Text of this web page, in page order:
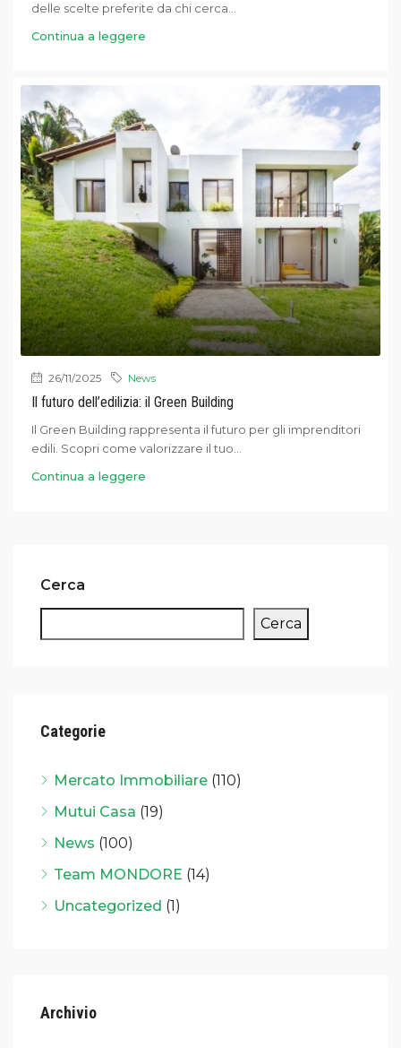
delle scelte preferite da chi cerca...
Continua a leggere
26/11/2025 News
Il futuro dell’edilizia: il Green Building
Il Green Building rappresenta il futuro per gli imprenditori
edili. Scopri come valorizzare il tuo...
Continua a leggere
Cerca
Cerca
Categorie
Mercato Immobiliare (110)
Mutui Casa (19)
News (100)
Team MONDORE (14)
Uncategorized (1)
Archivio